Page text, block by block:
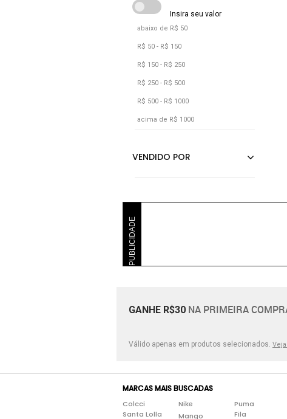
abaixo de R$ 50
R$ 50 - R$ 150
R$ 150 - R$ 250
R$ 250 - R$ 500
R$ 500 - R$ 1000
acima de R$ 1000
PUBLICIDADE
GANHE R$30 NA PRIMEIRA
Válido apenas em produtos selecionados.
MARCAS MAIS BUSCADAS
Colcci
Santa Lolla
Nike
Mango
Puma
Fila